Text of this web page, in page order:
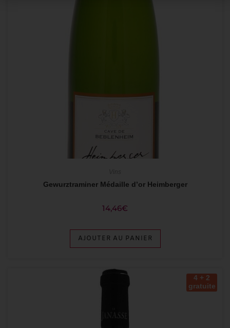
Gewurztraminer Médaille d’or Heimberger
14,46€
AJOUTER AU PANIER
4 + 2
gratuite
s